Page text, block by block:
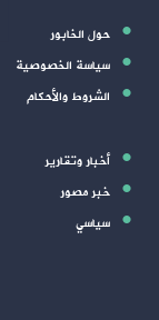
حول الخابور
سياسة الخصوصية
الشروط والأحكام
أخبار وتقارير
خبر مصور
سياسي